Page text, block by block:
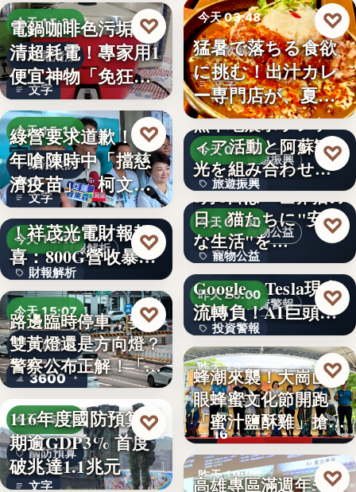
今天 15:30
省電清潔
文字
電鍋咖啡色污垢不
清超耗電！專家用1
便宜神物「免狂刷
就乾淨…
♡
今天 15:11
政治攻防
文字
綠營要求道歉！當
年嗆陳時中「擋慈
濟疫苗」 柯文哲
再大罵：…
♡
財報解析
今天 15:10
財報解析
文字
AI光通訊需求爆發
！祥茂光電財報報
喜：800G營收暴增
逾…
♡
今天 15:07
交通法規
3600
路邊臨時停車，要打
雙黃燈還是方向燈？
警察公布正解！「違
規…
♡
今天 15:02
國防預算
文字
116年度國防預算預
期逾GDP3% 首度
破兆達1.1兆元
♡
14年
今天 03:48
餐飲新品
文字
猛暑で落ちる食欲
に挑む！出汁カレ
ー専門店が、夏限
定「無限…
♡
旅遊振興
今天 03:48
旅遊振興
2
熊本地震ボランテ
ィア活動と阿蘇観
光を組み合わせた
「ボラン…
♡
寵物公益
今天 03:30
寵物公益
8%
8月8日は「世界猫の
日」猫たちに"安全
な生活"を…
♡
投資警報
昨天 20:00
投資警報
文字
下班國際線》
Google、Tesla現金
流轉負！AI巨頭…
♡
昨天 19:59
農業活動
16
蜂潮來襲！大崗山龍
眼蜂蜜文化節開跑
「蜜汁鹽酥雞」搶先
爆…
♡
昨天 19:56
高雄專區滿週年58家
♡